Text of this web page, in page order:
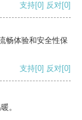
支持[0] 反对[0]
畅体验和安全性保
支持[0] 反对[0]
。